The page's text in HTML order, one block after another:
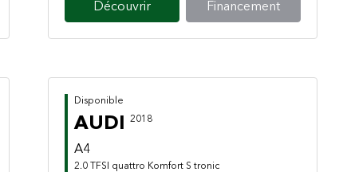
Découvrir Financement
Disponible
AUDI 2018
A4
2.0 TFSI quattro Komfort S tronic